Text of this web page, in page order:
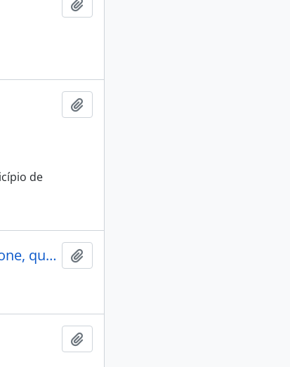
de
PIANISTA DE ANCHIETA. Fotografia retratando a senhora Carone, que atuou como pianista nas comemorações do Quarto Centenário de Anchieta.